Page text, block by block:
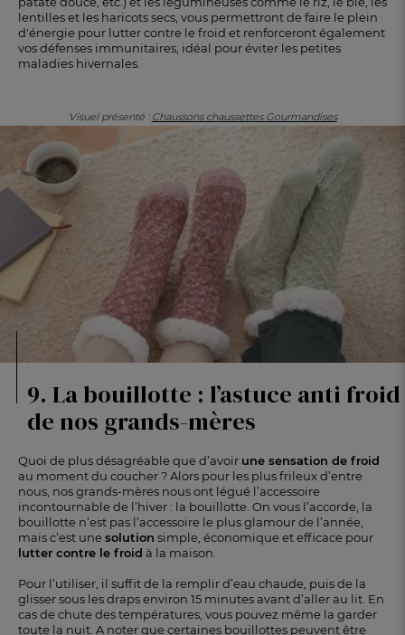
lentilles et les haricots secs, vous permettront de faire le plein
d'énergie pour lutter contre le froid et renforceront également
vos défenses immunitaires, idéal pour éviter les petites
maladies hivernales.
Visuel présenté : Chaussons chaussettes Gourmandises
9. La bouillotte : l’astuce anti froid
de nos grands-mères
Quoi de plus désagréable que d’avoir une sensation de froid
au moment du coucher ? Alors pour les plus frileux d’entre
nous, nos grands-mères nous ont légué l’accessoire
incontournable de l’hiver : la bouillotte. On vous l’accorde, la
bouillotte n’est pas l’accessoire le plus glamour de l’année,
mais c’est unesolution simple, économique et efficace pour
lutter contre le froid à la maison.
Pour l’utiliser, il suffit de la remplir d’eau chaude, puis de la
glisser sous les draps environ 15 minutes avant d’aller au lit. En
cas de chute des températures, vous pouvez même la garder
toute la nuit. A noter que certaines bouillottes peuvent être